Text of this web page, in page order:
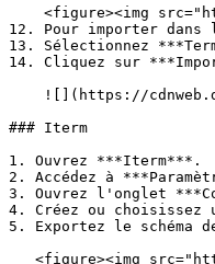
12. Pour importer
13. Sélectionnez
14. Cliquez sur
### Iterm
1. Ouvrez ***Iterm***.
2. Accédez à
3. Ouvrez l'onglet
4. Créez ou choisissez
5. Exportez le schéma